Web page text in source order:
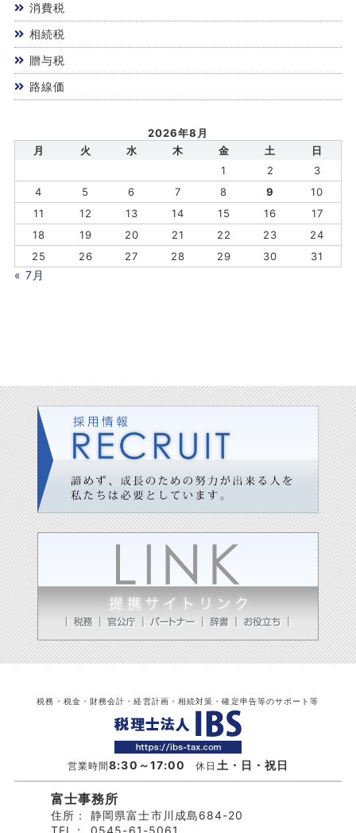
消費税
相続税
贈与税
路線価
2026年8月
月
火 水 木 金 土
日
1
2
3
4
5 6 7 8 9
10
11
12 13 14 15 16
17
18
19 20 21 22 23
24
25
26 27 28 29 30 31
« 7月
税務・税金・財務会計・経営計画・相続対策・確定申告等のサポート等
営業時間8:30～17:00 休日 土・日・祝日
富士事務所
住所：
静岡県富士市川成島684-20